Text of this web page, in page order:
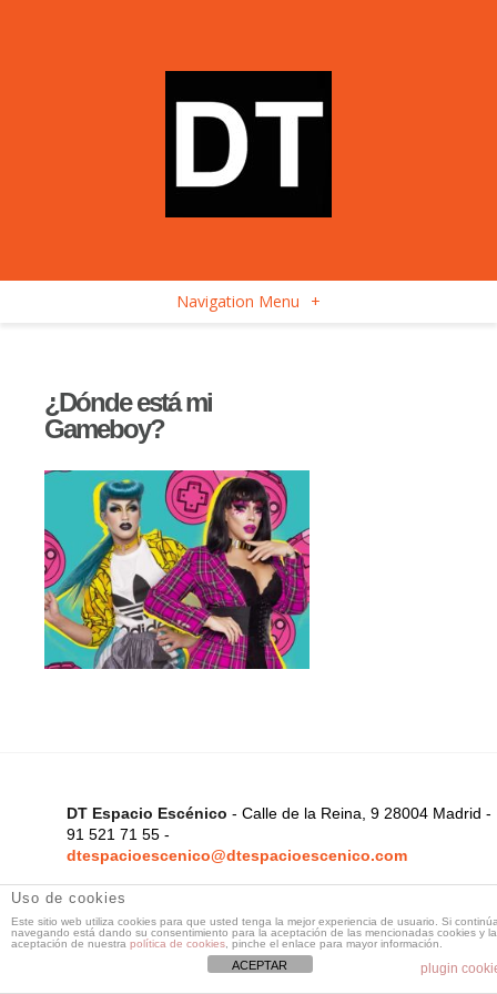
Navigation Menu +
¿Dónde está mi
Gameboy?
DT Espacio Escénico - Calle de la Reina, 9 28004 Madrid -
91 521 71 55 -
dtespacioescenico@dtespacioescenico.com
Uso de cookies
Este sitio web utiliza cookies para que usted tenga la mejor experiencia de usuario. Si
navegando está dando su consentimiento para la aceptación de las mencionadas cookies y la
aceptación de nuestra política de cookies , pinche el enlace para mayor información.
plugin
ACEPTAR